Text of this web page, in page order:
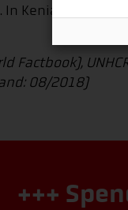
In Kenia gibt es
Factbook),
08/2018)
+++